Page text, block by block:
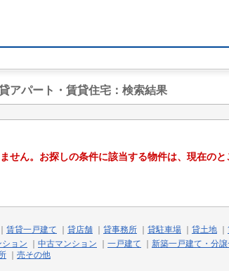
アパート・賃貸住宅 ：検索結果
せん。お探しの条件に該当する物件は、現在のと
賃貸一戸建て 貸店舗 貸事務所 貸駐車場 貸土地
ョン 中古マンション 一戸建て
新築一戸建て・分
売その他